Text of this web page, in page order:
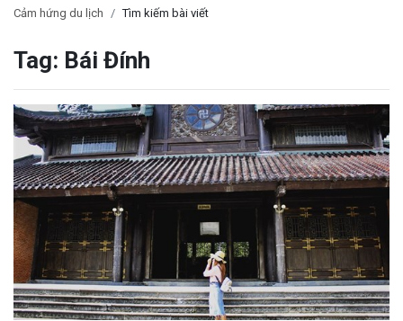
Cảm hứng du lịch Tìm kiếm bài viết
Tag: Bái Đính